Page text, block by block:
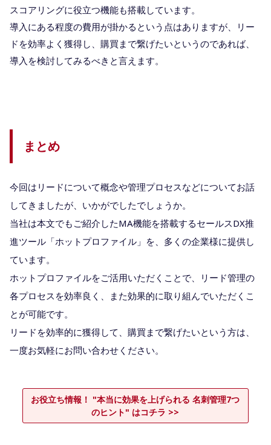
スコアリングに役立つ機能も搭載しています。
導入にある程度の費用が掛かるという点はありますが、リー
ドを効率よく獲得し、購買まで繋げたいというのであれば、
導入を検討してみるべきと言えます。
まとめ
今回はリードについて概念や管理プロセスなどについてお話
してきましたが、いかがでしたでしょうか。
当社は本文でもご紹介したMA機能を搭載するセールスDX推
進ツール「ホットプロファイル」を、多くの企業様に提供し
ています。
ホットプロファイルをご活用いただくことで、リード管理の
各プロセスを効率良く、また効果的に取り組んでいただくこ
とが可能です。
リードを効率的に獲得して、購買まで繋げたいという方は、
一度お気軽にお問い合わせください。
お役立ち情報！ "本当に効果を上げられる 名刺管理7つ
のヒント" はコチラ >>